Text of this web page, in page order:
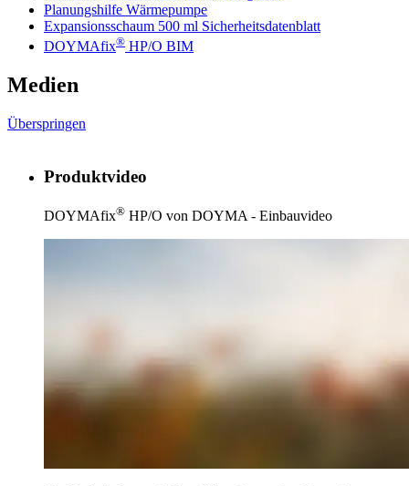
Planungshilfe Wärmepumpe
Expansionsschaum 500 ml Sicherheitsdatenblatt
DOYMAfix® HP/O BIM
Medien
Überspringen
Produktvideo
DOYMAfix® HP/O von DOYMA - Einbauvideo